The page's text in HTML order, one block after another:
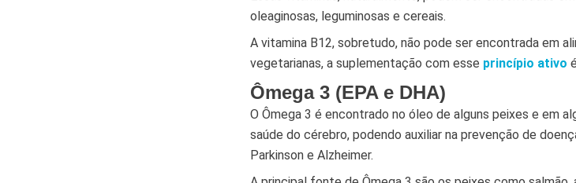
oleaginosas, leguminosas e cereais.
A vitamina B12, sobretudo, não pode ser encontrada em
vegetarianas, a suplementação com esse princípio ativo
Ômega 3 (EPA e DHA)
O Ômega 3 é encontrado no óleo de alguns peixes e em
saúde do cérebro, podendo auxiliar na prevenção de
Parkinson e Alzheimer.